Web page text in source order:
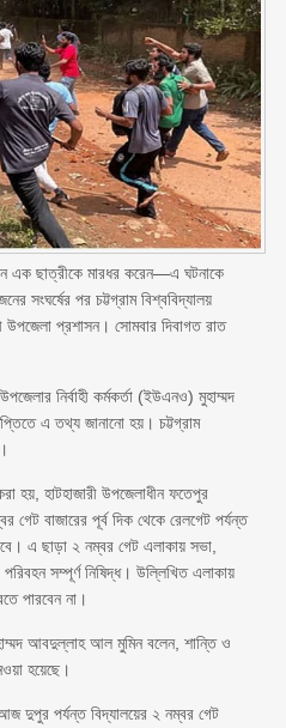
এক ছাত্রীকে মারধর করেন—এ ঘটনাকে
সংঘর্ষের পর চট্টগ্রাম বিশ্ববিদ্যালয়
উপজেলা প্রশাসন। সোমবার দিবাগত রাত
নির্বাহী কর্মকর্তা (ইউএনও) মুহাম্মদ
এ তথ্য জানানো হয়। চট্টগ্রাম
হয়, হাটহাজারী উপজেলাধীন ফতেপুর
গেট বাজারের পূর্ব দিক থেকে রেলগেট পর্যন্ত
এ ছাড়া ২ নম্বর গেট এলাকায় সভা,
সম্পূর্ণ নিষিদ্ধ। উল্লিখিত এলাকায়
পারবেন না।
আবদুল্লাহ আল মুমিন বলেন, শান্তি ও
হয়েছে।
দুপুর পর্যন্ত বিদ্যালয়ের ২ নম্বর গেট